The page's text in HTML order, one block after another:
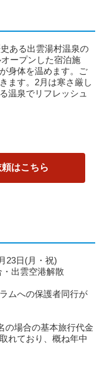
ある出雲湯村温泉の
ープンした宿泊施
身体を温めます。ご
ます。2月は寒さ厳し
温泉でリフレッシュ
はこちら
日(月・祝)
空港解散
の保護者同行が
の基本旅行代金
り、概ね年中